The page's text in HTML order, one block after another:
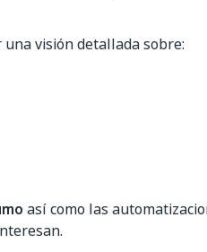
visión detallada sobre:
así como las